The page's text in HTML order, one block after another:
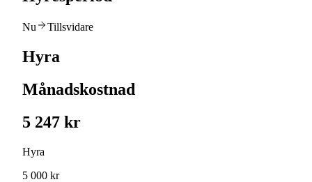
Nu Tillsvidare
Hyra
Månadskostnad
5 247 kr
Hyra
5 000 kr